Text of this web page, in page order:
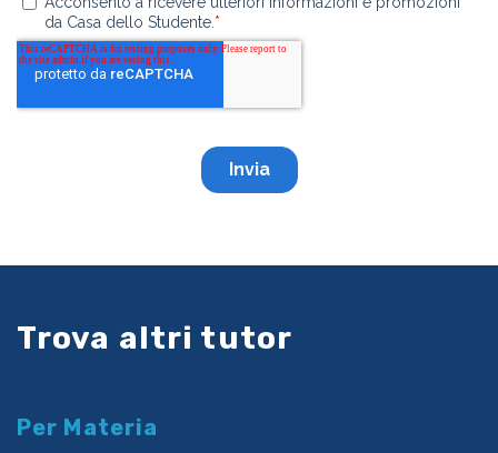
Trova altri tutor
Per Materia